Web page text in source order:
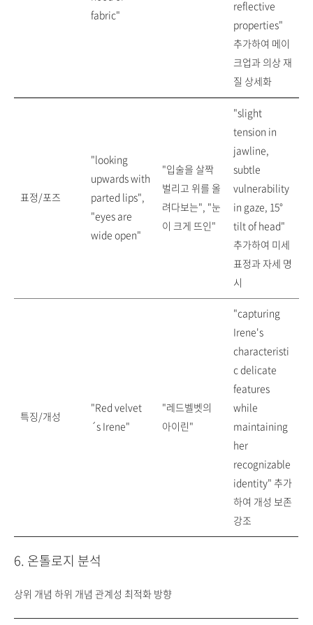
fabric"
reflective
properties"
추가하여 메이
크업과 의상 재
질 상세화
표정/포즈
"looking
upwards with
parted lips",
"eyes are
wide open"
"입술을 살짝
벌리고 위를 올
려다보는", "눈
이 크게 뜨인"
"slight
tension in
jawline,
subtle
vulnerability
in gaze, 15°
tilt of head"
추가하여 미세
표정과 자세 명
시
특징/개성
"Red velvet
´s Irene"
"레드벨벳의
아이린"
"capturing
Irene's
characteristi
c delicate
features
while
maintaining
her
recognizable
identity" 추가
하여 개성 보존
강조
6. 온톨로지 분석
상위 개념 하위 개념 관계성 최적화 방향